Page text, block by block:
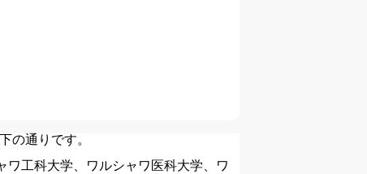
の通りです。
ワ工科大学、ワルシャワ医科大学、ワ